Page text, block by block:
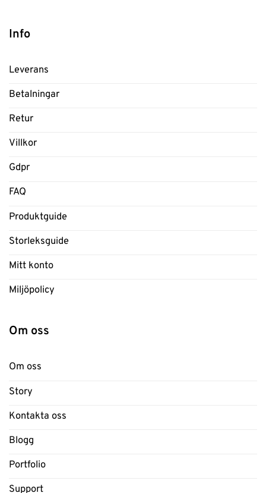
Info
Leverans
Betalningar
Retur
Villkor
Gdpr
FAQ
Produktguide
Storleksguide
Mitt konto
Miljöpolicy
Om oss
Om oss
Story
Kontakta oss
Blogg
Portfolio
Support